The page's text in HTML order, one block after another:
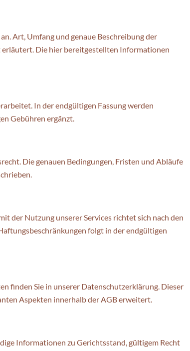
Art, Umfang und genaue Beschreibung der
Die hier bereitgestellten Informationen
In der endgültigen Fassung werden
Gebühren ergänzt.
Die genauen Bedingungen, Fristen und Abläufe
der Nutzung unserer Services richtet sich nach den
folgt in der endgültigen
finden Sie in unserer Datenschutzerklärung. Dieser
Aspekten innerhalb der AGB erweitert.
Informationen zu Gerichtsstand, gültigem Recht